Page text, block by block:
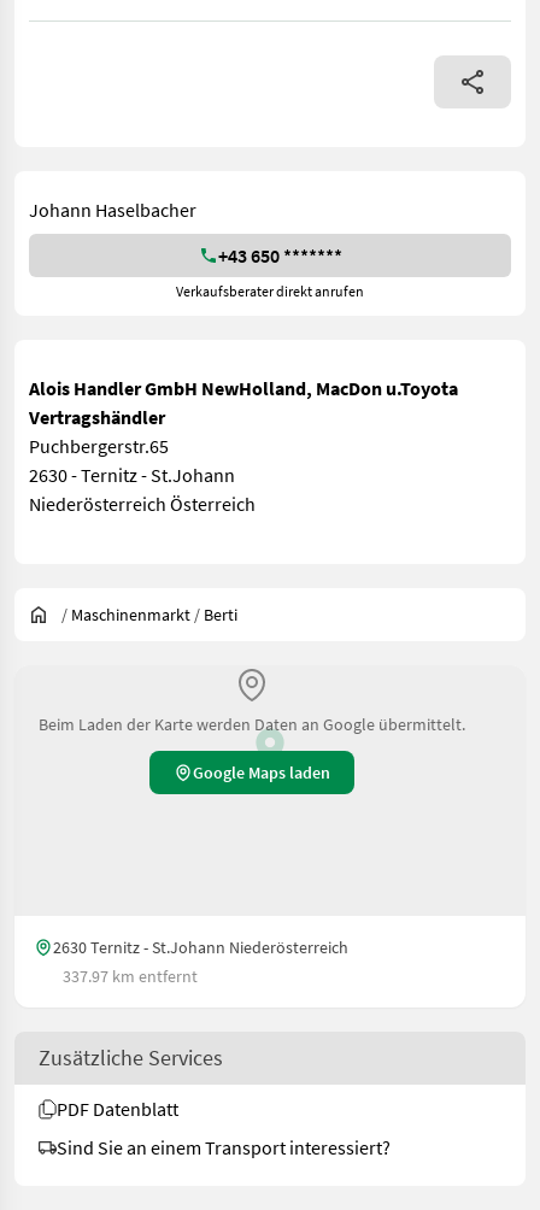
Neuwertiger Berti Mulcher mit 3m Arbeitsbreite, Front u.
Johann Haselbacher
+43 650 *******
Verkaufsberater direkt anrufen
Alois Handler GmbH NewHolland, MacDon u.Toyota
Vertragshändler
Puchbergerstr.65
2630 - Ternitz - St.Johann
Niederösterreich Österreich
/ Maschinenmarkt / Berti
Beim Laden der Karte werden Daten an Google übermittelt.
Google Maps laden
2630 Ternitz - St.Johann Niederösterreich
337.97 km entfernt
Zusätzliche Services
PDF Datenblatt
Sind Sie an einem Transport interessiert?